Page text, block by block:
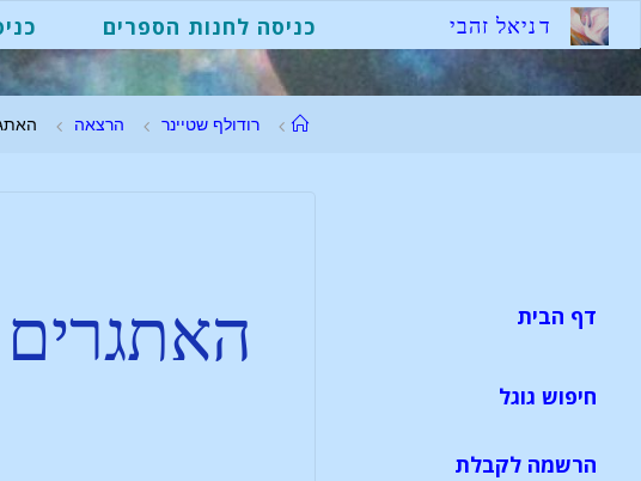
דניאל זהבי כניסה לחנות הספרים
רודולף שטיינר הרצאה
דף הבית
חיפוש גוגל
הרשמה לקבלת